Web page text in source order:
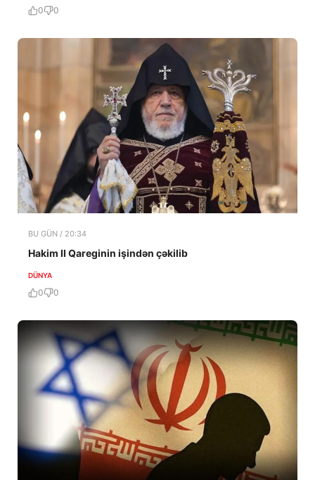
0 0
BU GÜN / 20:34
Hakim II Qareginin işindən çəkilib
DÜNYA
0 0